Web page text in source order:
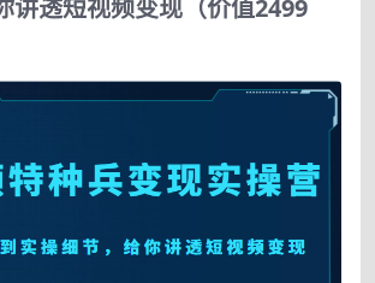
讲透短视频变现（价值2499